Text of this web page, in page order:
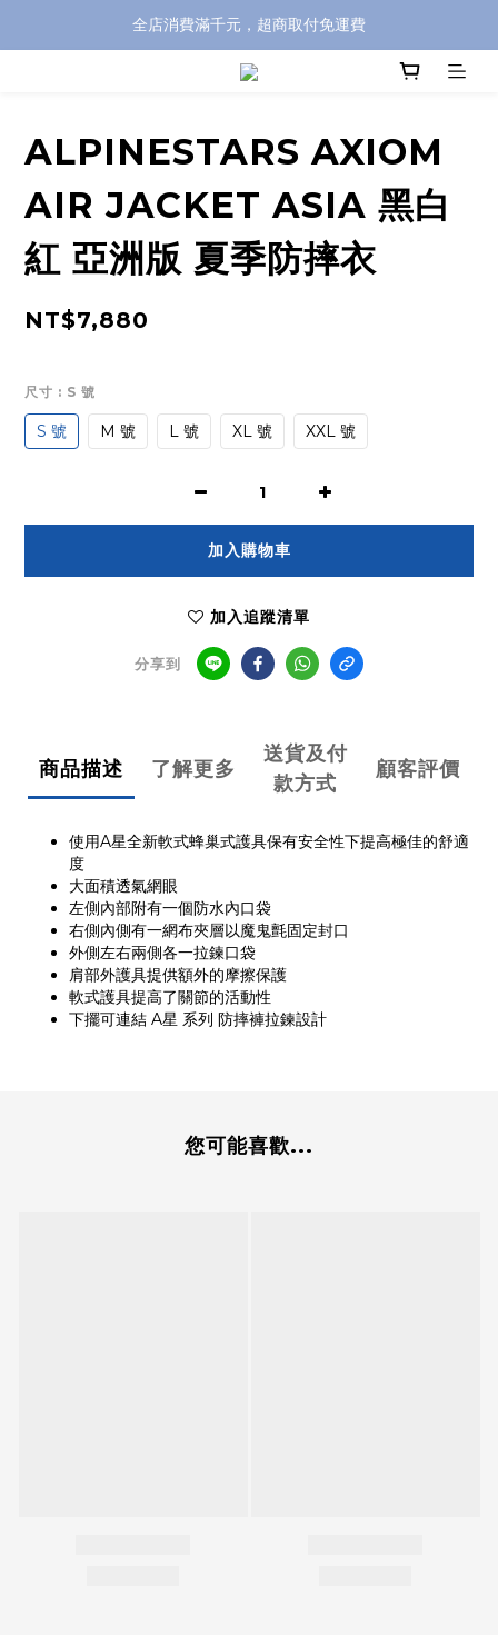
全店消費滿千元，超商取付免運費
全店消費滿千元，超商取付免運費
註冊即贈100元購物金，完整註冊加碼50元購物點數➟➟➟
ALPINESTARS AXIOM
AIR JACKET ASIA 黑白
紅 亞洲版 夏季防摔衣
NT$7,880
尺寸 : S 號
S 號 M 號 L 號 XL 號 XXL 號
加入購物車
加入追蹤清單
分享到
商品描述 了解更多
送貨及付
款方式
顧客評價
使用A星全新軟式蜂巢式護具保有安全性下提高極佳的舒適
度
大面積透氣網眼
左側內部附有一個防水內口袋
右側內側有一網布夾層以魔鬼氈固定封口
外側左右兩側各一拉鍊口袋
肩部外護具提供額外的摩擦保護
軟式護具提高了關節的活動性
下擺可連結 A星 系列 防摔褲拉鍊設計
您可能喜歡...